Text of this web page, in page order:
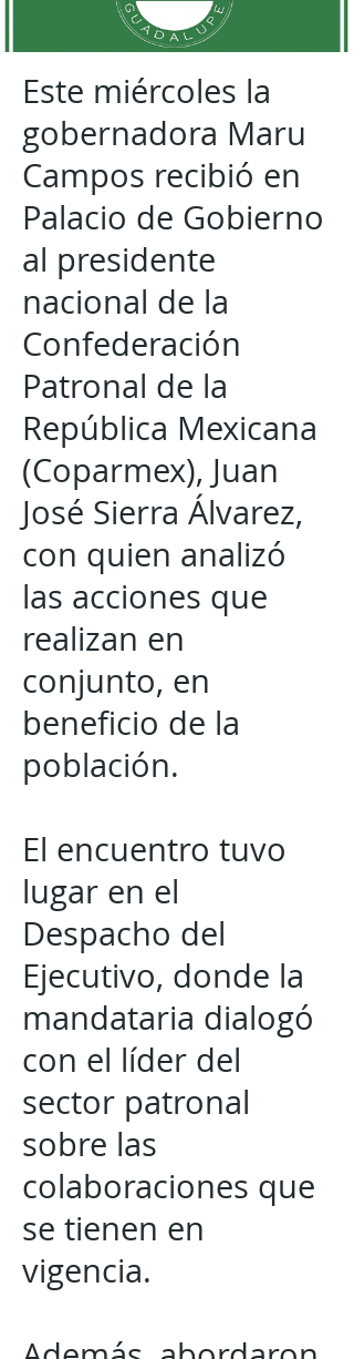
Este miércoles la
gobernadora Maru
Campos recibió en
Palacio de Gobierno
al presidente
nacional de la
Confederación
Patronal de la
República Mexicana
(Coparmex), Juan
José Sierra Álvarez,
con quien analizó
las acciones que
realizan en
conjunto, en
beneficio de la
población.
El encuentro tuvo
lugar en el
Despacho del
Ejecutivo, donde la
mandataria dialogó
con el líder del
sector patronal
sobre las
colaboraciones que
se tienen en
vigencia.